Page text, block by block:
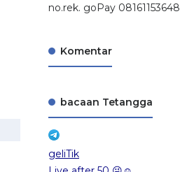
no.rek. goPay 08161153648
Komentar
bacaan Tetangga
geliTik